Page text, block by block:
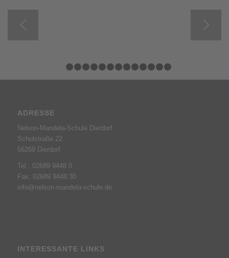
ADRESSE
Nelson-Mandela-Schule Dierdorf
Schulstraße 22
56269 Dierdorf
Tel.: 02689 9448 0
Fax: 02689 9448 30
info@nelson-mandela-schule.de
INTERESSANTE LINKS